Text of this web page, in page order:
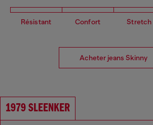
Résistant Confort Stretch
Acheter jeans Skinny
1979 SLEENKER